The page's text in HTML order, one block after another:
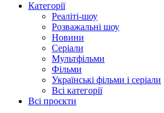
Категорії
Реаліті-шоу
Розважальні шоу
Новини
Серіали
Мультфільми
Фільми
Українські фільми і серіали
Всі категорії
Всі проєкти